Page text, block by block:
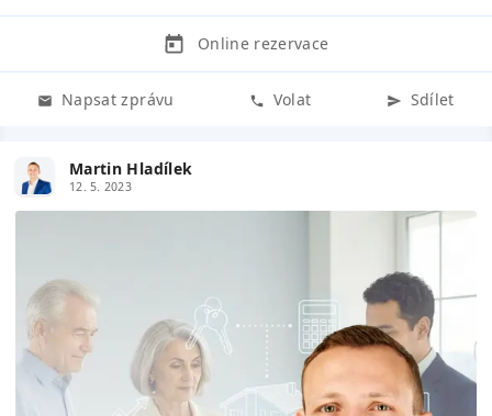
Online rezervace
Napsat zprávu Volat Sdílet
Martin Hladílek
12. 5. 2023